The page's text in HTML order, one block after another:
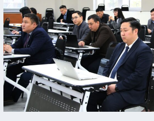
ЭРХИЙГ
ХАМГААЛАХ
ЭРХ
ЗҮЙН
ОРЧНЫГ
БОЛОВСРОНГУЙ
БОЛГОХ
НЬ”
СЭДЭВТ
ЭРДЭМ